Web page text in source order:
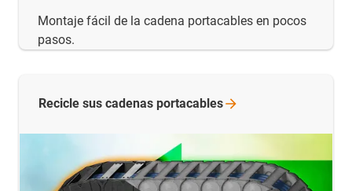
Montaje fácil de la cadena portacables en pocos
pasos.
Recicle sus cadenas portacables